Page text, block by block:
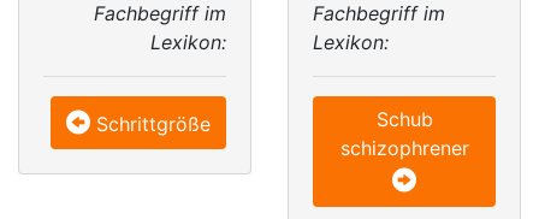
Fachbegriff im
Lexikon:
Schrittgröße
Fachbegriff im
Lexikon:
Schub
schizophrener